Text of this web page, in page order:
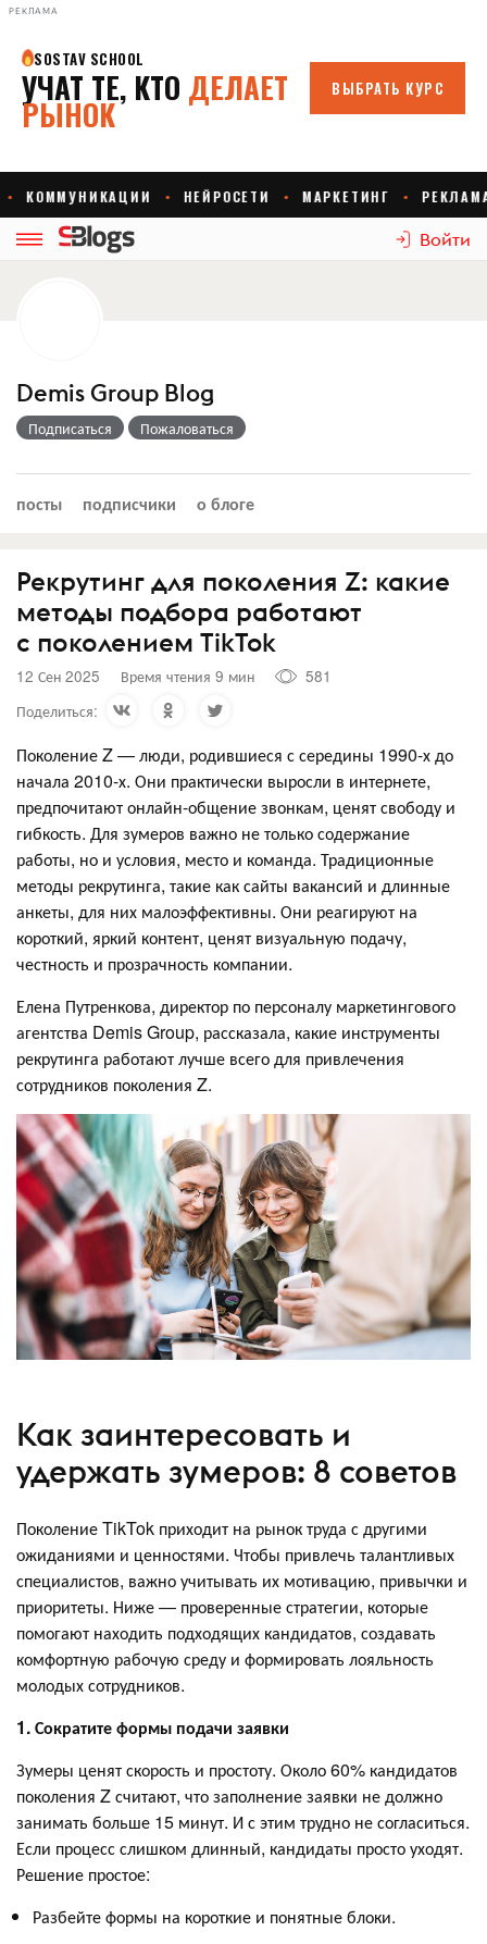
РЕКЛАМА
Войти
Demis Group Blog
Подписаться Пожаловаться
посты подписчики о блоге
Рекрутинг для поколения Z: какие
методы подбора работают
с поколением TikTok
12 Сен 2025 Время чтения 9 мин
581
Поделиться:
Поколение Z — люди, родившиеся с середины 1990-х до
начала 2010-х. Они практически выросли в интернете,
предпочитают онлайн-общение звонкам, ценят свободу и
гибкость. Для зумеров важно не только содержание
работы, но и условия, место и команда. Традиционные
методы рекрутинга, такие как сайты вакансий и длинные
анкеты, для них малоэффективны. Они реагируют на
короткий, яркий контент, ценят визуальную подачу,
честность и прозрачность компании.
Елена Путренкова, директор по персоналу маркетингового
агентства Demis Group, рассказала, какие инструменты
рекрутинга работают лучше всего для привлечения
сотрудников поколения Z.
Как заинтересовать и
удержать зумеров: 8 советов
Поколение TikTok приходит на рынок труда с другими
ожиданиями и ценностями. Чтобы привлечь талантливых
специалистов, важно учитывать их мотивацию, привычки и
приоритеты. Ниже — проверенные стратегии, которые
помогают находить подходящих кандидатов, создавать
комфортную рабочую среду и формировать лояльность
молодых сотрудников.
1. Сократите формы подачи заявки
Зумеры ценят скорость и простоту. Около 60% кандидатов
поколения Z считают, что заполнение заявки не должно
занимать больше 15 минут. И с этим трудно не согласиться.
Если процесс слишком длинный, кандидаты просто уходят.
Решение простое:
Разбейте формы на короткие и понятные блоки.